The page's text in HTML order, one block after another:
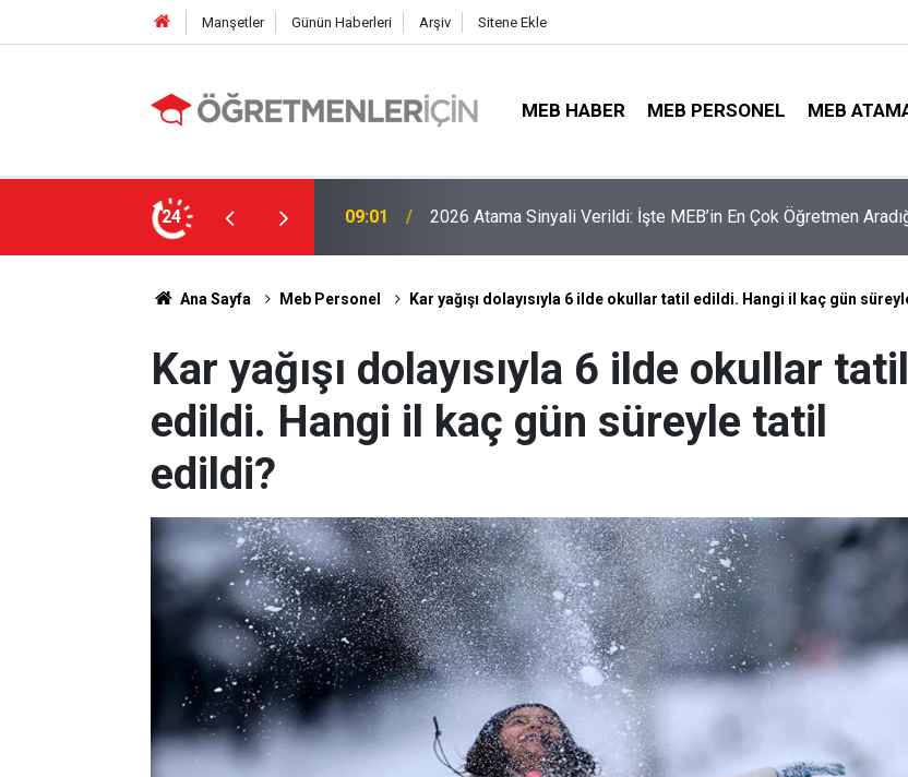
Manşetler Günün Haberleri Arşiv Sitene Ekle
MEB HABER MEB PERSONEL MEB
24
En Çok Öğretmen Aradığı 15 Branş! 19:00
LGS Nakillerinde Büyük Risk: Gözde Liselerde Kontenjanlar
Tavan Yaptı!
Ana Sayfa Meb Personel Kar yağışı dolayısıyla 6 ilde okullar tatil edildi. Hangi il kaç gün
Kar yağışı dolayısıyla 6 ilde okullar tatil
edildi. Hangi il kaç gün süreyle tatil
edildi?